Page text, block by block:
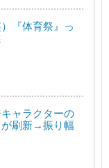
『体育祭』っ
ャラクターの
が刷新→振り幅